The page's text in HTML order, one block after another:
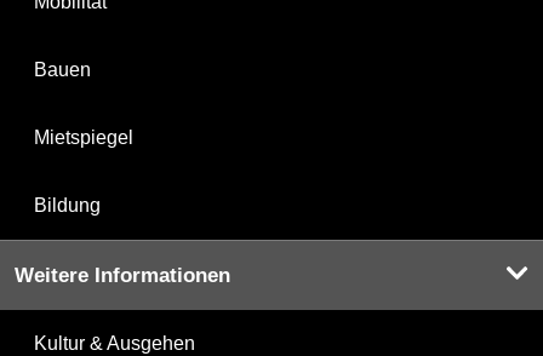
Bauen
Mietspiegel
Bildung
Weitere Informationen
Kultur & Ausgehen